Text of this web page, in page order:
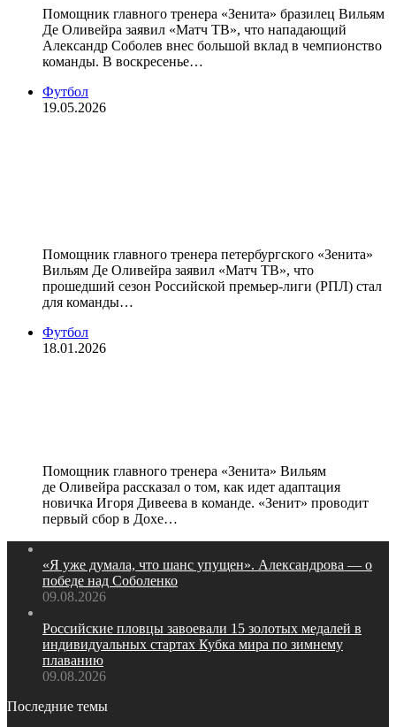
Помощник главного тренера «Зенита» бразилец Вильям
Де Оливейра заявил «Матч ТВ», что нападающий
Александр Соболев внес большой вклад в чемпионство
команды. В воскресенье…
Футбол
19.05.2026
Помощник главного тренера петербургского «Зенита»
Вильям Де Оливейра заявил «Матч ТВ», что
прошедший сезон Российской премьер‑лиги (РПЛ) стал
для команды…
Футбол
18.01.2026
Помощник главного тренера «Зенита» Вильям
де Оливейра рассказал о том, как идет адаптация
новичка Игоря Дивеева в команде. «Зенит» проводит
первый сбор в Дохе…
«Я уже думала, что шанс упущен». Александрова — о
победе над Соболенко
09.08.2026
Российские пловцы завоевали 15 золотых медалей в
индивидуальных стартах Кубка мира по зимнему
плаванию
09.08.2026
Последние темы